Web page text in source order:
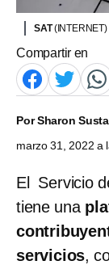
SAT(INTERNET)
Compartir en
PorSharon
marzo 31, 2022 a
El Servicio
tiene una
servicios,